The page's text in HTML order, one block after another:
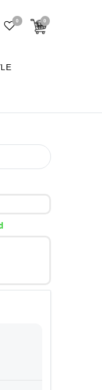
0 0